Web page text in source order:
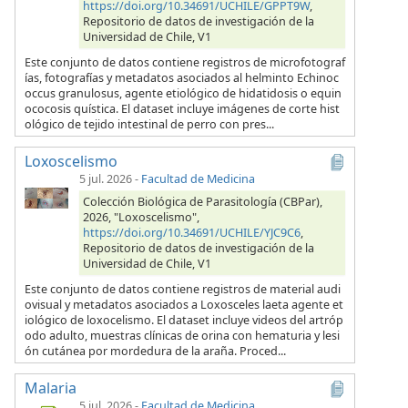
https://doi.org/10.34691/UCHILE/GPPT9W,
Repositorio de datos de investigación de la
Universidad de Chile, V1
Este conjunto de datos contiene registros de microfotograf
ías, fotografías y metadatos asociados al helminto Echinoc
occus granulosus, agente etiológico de hidatidosis o equin
ococosis quística. El dataset incluye imágenes de corte hist
ológico de tejido intestinal de perro con pres...
Loxoscelismo
5 jul. 2026- Facultad de Medicina
Colección Biológica de Parasitología (CBPar),
2026, "Loxoscelismo",
https://doi.org/10.34691/UCHILE/YJC9C6,
Repositorio de datos de investigación de la
Universidad de Chile, V1
Este conjunto de datos contiene registros de material audi
ovisual y metadatos asociados a Loxosceles laeta agente et
iológico de loxocelismo. El dataset incluye videos del artróp
odo adulto, muestras clínicas de orina con hematuria y lesi
ón cutánea por mordedura de la araña. Proced...
Malaria